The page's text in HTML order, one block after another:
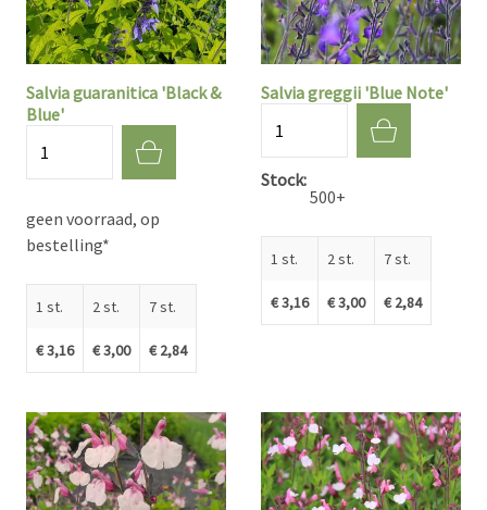
Salvia guaranitica 'Black &
Blue'
geen voorraad, op
bestelling*
1 st.
€ 3,16
2 st.
€ 3,00
7 st.
€ 2,84
Salvia greggii 'Blue Note'
Stock
500+
1 st.
€ 3,16
2 st.
€ 3,00
7 st.
€ 2,84